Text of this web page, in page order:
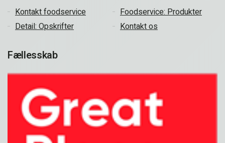
Kontakt foodservice
Foodservice: Produkter
Detail: Opskrifter
Kontakt os
Fællesskab